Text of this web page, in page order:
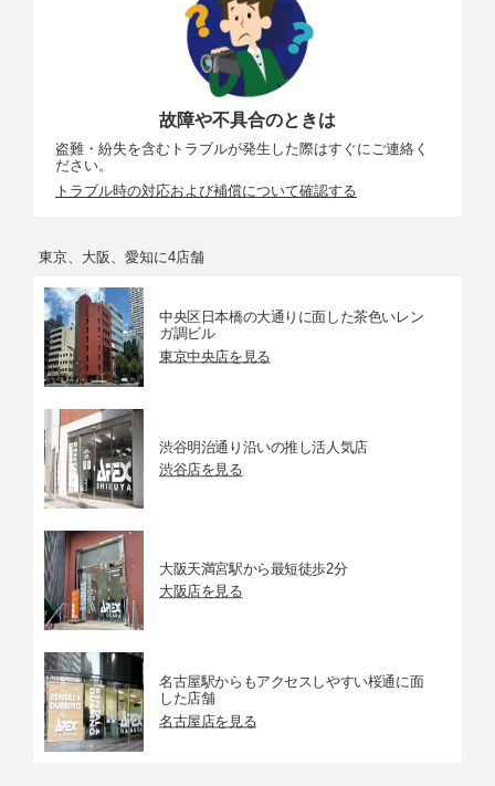
故障や不具合のときは
盗難・紛失を含むトラブルが発生した際はすぐにご連絡く
ださい。
トラブル時の対応および補償について確認する
東京、大阪、愛知に4店舗
中央区日本橋の大通りに面した茶色いレン
ガ調ビル
東京中央店を見る
渋谷明治通り沿いの推し活人気店
渋谷店を見る
大阪天満宮駅から最短徒歩2分
大阪店を見る
名古屋駅からもアクセスしやすい桜通に面
した店舗
名古屋店を見る